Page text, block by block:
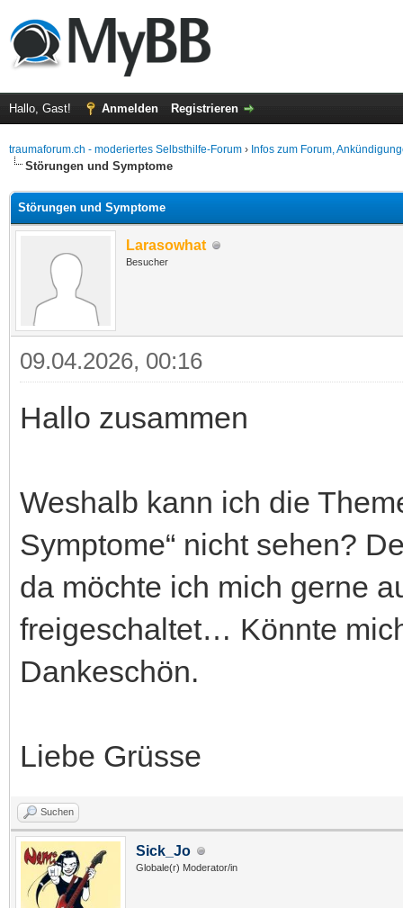
Hallo, Gast! Anmelden Registrieren
traumaforum.ch - moderiertes Selbsthilfe-Forum › Infos zum Forum,
Störungen und Symptome
Störungen und Symptome
Larasowhat
Besucher
09.04.2026, 00:16
Hallo zusammen
Weshalb kann ich die
Symptome“ nicht sehen?
da möchte ich mich gerne
freigeschaltet… Könnte
Dankeschön.
Liebe Grüsse
Suchen
Sick_Jo
Globale(r) Moderator/in